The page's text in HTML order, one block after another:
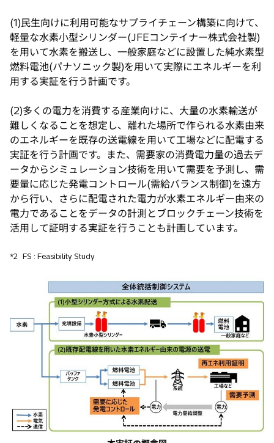
(1)民生向けに利用可能なサプライチェーン構築に向けて、
軽量な水素小型シリンダー(JFEコンテイナー株式会社製)
を用いて水素を搬送し、一般家庭などに設置した純水素型
燃料電池(パナソニック製)を用いて実際にエネルギーを利
用する実証を行う計画です。
(2)多くの電力を消費する産業向けに、大量の水素輸送が
難しくなることを想定し、離れた場所で作られる水素由来
のエネルギーを既存の送電線を用いて工場などに配電する
実証を行う計画です。また、需要家の消費電力量の過去デ
ータからシミュレーション技術を用いて需要を予測し、需
要量に応じた発電コントロール(需給バランス制御)を遠方
から行い、さらに配電された電力が水素エネルギー由来の
電力であることをデータの計測とブロックチェーン技術を
活用して証明する実証を行うことも計画しています。
*2 FS : Feasibility Study